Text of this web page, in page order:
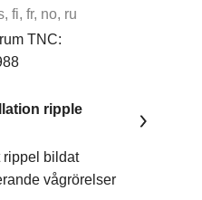
fi, fr, no, ru
TNC:
ripple
rippel bildat
vågrörelser